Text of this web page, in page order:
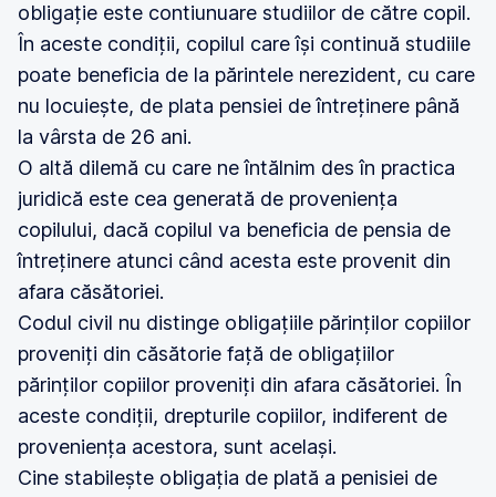
obligație este contiunuare studiilor de către copil.
În aceste condiții, copilul care își continuă studiile
poate beneficia de la părintele nerezident, cu care
nu locuiește, de plata pensiei de întreținere până
la vârsta de 26 ani.
O altă dilemă cu care ne întălnim des în practica
juridică este cea generată de proveniența
copilului, dacă copilul va beneficia de pensia de
întreținere atunci când acesta este provenit din
afara căsătoriei.
Codul civil nu distinge obligațiile părinților copiilor
proveniți din căsătorie față de obligațiilor
părinților copiilor proveniți din afara căsătoriei. În
aceste condiții, drepturile copiilor, indiferent de
proveniența acestora, sunt același.
Cine stabilește obligația de plată a penisiei de